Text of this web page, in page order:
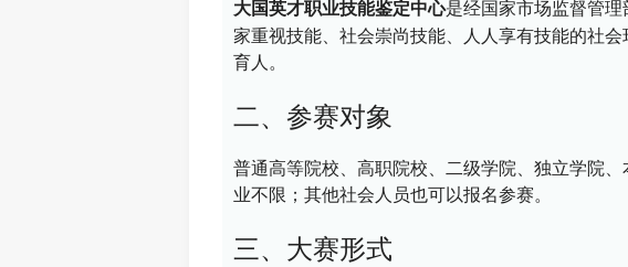
大国英才职业技能鉴定中心是经国家市场监督管
家重视技能、社会崇尚技能、人人享有技能的社
育人。
二、参赛对象
普通高等院校、高职院校、二级学院、独立学院
业不限；其他社会人员也可以报名参赛。
三、大赛形式